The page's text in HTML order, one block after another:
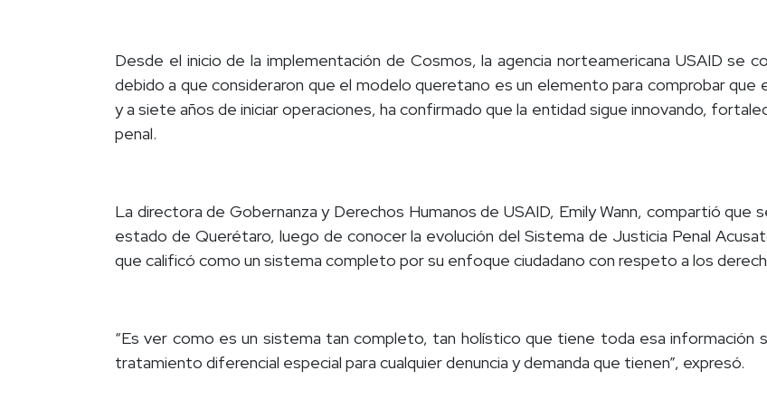
Desde el inicio de la implementación de Cosmos, la agencia norteamericana USAID se
debido a que consideraron que el modelo queretano es un elemento para comprobar que
y a siete años de iniciar operaciones, ha confirmado que la entidad sigue innovando,
penal.
La directora de Gobernanza y Derechos Humanos de USAID, Emily Wann, compartió que
estado de Querétaro, luego de conocer la evolución del Sistema de Justicia Penal
que calificó como un sistema completo por su enfoque ciudadano con respeto a los
“Es ver como es un sistema tan completo, tan holístico que tiene toda esa información
tratamiento diferencial especial para cualquier denuncia y demanda que tienen”, expresó.